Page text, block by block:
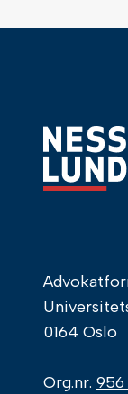
0164 Oslo
Org.nr.